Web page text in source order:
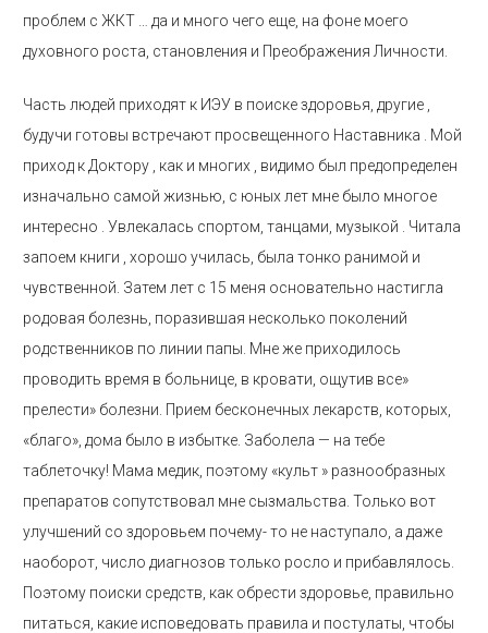
проблем с ЖКТ … да и много чего еще, на фоне моего
духовного роста, становления и Преображения Личности.
Часть людей приходят к ИЭУ в поиске здоровья, другие ,
будучи готовы встречают просвещенного Наставника . Мой
приход к Доктору , как и многих , видимо был предопределен
изначально самой жизнью, с юных лет мне было многое
интересно . Увлекалась спортом, танцами, музыкой . Читала
запоем книги , хорошо училась, была тонко ранимой и
чувственной. Затем лет с 15 меня основательно настигла
родовая болезнь, поразившая несколько поколений
родственников по линии папы. Мне же приходилось
проводить время в больнице, в кровати, ощутив все»
прелести» болезни. Прием бесконечных лекарств, которых,
«благо», дома было в избытке. Заболела — на тебе
таблеточку! Мама медик, поэтому «культ » разнообразных
препаратов сопутствовал мне сызмальства. Только вот
улучшений со здоровьем почему- то не наступало, а даже
наоборот, число диагнозов только росло и прибавлялось.
Поэтому поиски средств, как обрести здоровье, правильно
питаться, какие исповедовать правила и постулаты, чтобы